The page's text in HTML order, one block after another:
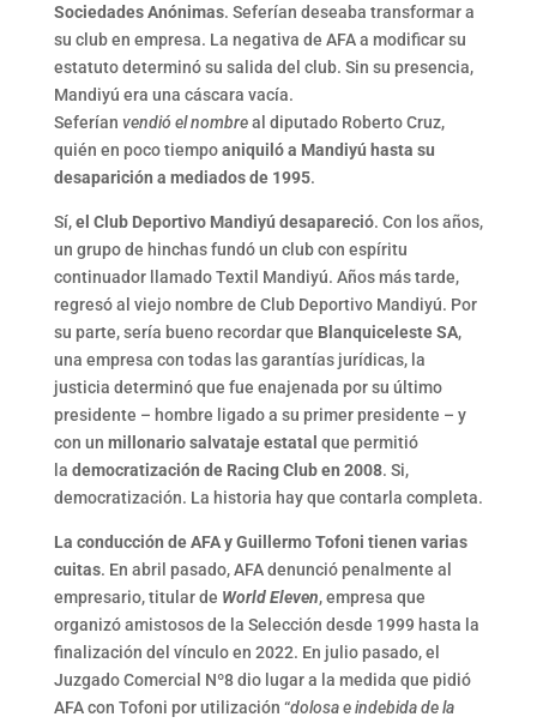
Sociedades Anónimas. Seferían deseaba transformar a
su club en empresa. La negativa de AFA a modificar su
estatuto determinó su salida del club. Sin su presencia,
Mandiyú era una cáscara vacía.
Seferían vendió el nombreal diputado Roberto Cruz,
quién en poco tiempoaniquiló a Mandiyú hasta su
desaparición a mediados de 1995.
Sí,el Club Deportivo Mandiyú desapareció. Con los años,
un grupo de hinchas fundó un club con espíritu
continuador llamado Textil Mandiyú. Años más tarde,
regresó al viejo nombre de Club Deportivo Mandiyú. Por
su parte, sería bueno recordar que Blanquiceleste SA,
una empresa con todas las garantías jurídicas, la
justicia determinó que fue enajenada por su último
presidente – hombre ligado a su primer presidente – y
con un millonario salvataje estatal que permitió
la democratización de Racing Club en 2008. Si,
democratización. La historia hay que contarla completa.
La conducción de AFA y Guillermo Tofoni tienen varias
cuitas. En abril pasado, AFA denunció penalmente al
empresario, titular de World Eleven, empresa que
organizó amistosos de la Selección desde 1999 hasta la
finalización del vínculo en 2022. En julio pasado, el
Juzgado Comercial Nº8 dio lugar a la medida que pidió
AFA con Tofoni por utilización “dolosa e indebida de la